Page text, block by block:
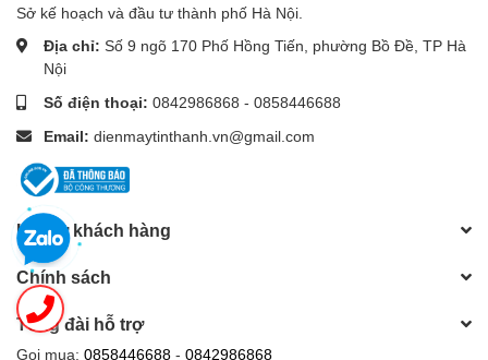
Sở kế hoạch và đầu tư thành phố Hà Nội.
Địa chỉ: Số 9 ngõ 170 Phố Hồng Tiến, phường Bồ Đề, TP Hà
Nội
Số điện thoại: 0842986868 - 0858446688
Email: dienmaytinthanh.vn@gmail.com
Hỗ trợ khách hàng
Chính sách
Tổng đài hỗ trợ
Gọi mua: 0858446688 - 0842986868